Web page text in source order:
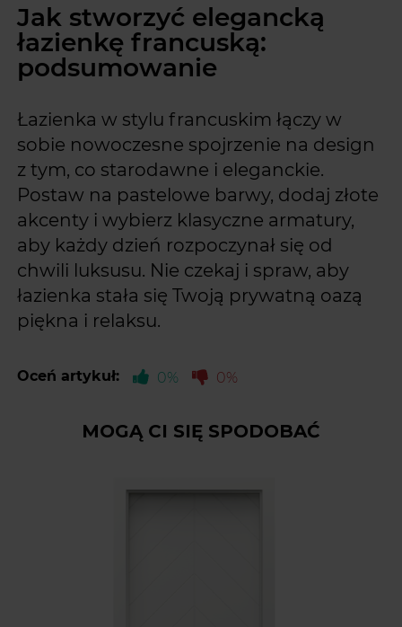
Jak stworzyć elegancką
łazienkę francuską:
podsumowanie
Łazienka w stylu francuskim łączy w
sobie nowoczesne spojrzenie na design
z tym, co starodawne i eleganckie.
Postaw na pastelowe barwy, dodaj złote
akcenty i wybierz klasyczne armatury,
aby każdy dzień rozpoczynał się od
chwili luksusu. Nie czekaj i spraw, aby
łazienka stała się Twoją prywatną oazą
piękna i relaksu.
Oceń artykuł: 0% 0%